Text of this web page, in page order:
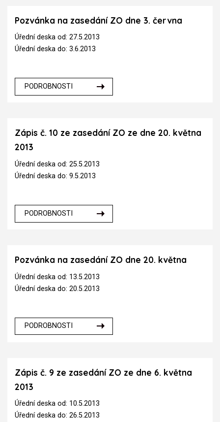
Pozvánka na zasedání ZO dne 3. června
Úřední deska od: 27.5.2013
Úřední deska do: 3.6.2013
PODROBNOSTI
Zápis č. 10 ze zasedání ZO ze dne 20. května
2013
Úřední deska od: 25.5.2013
Úřední deska do: 9.5.2013
PODROBNOSTI
Pozvánka na zasedání ZO dne 20. května
Úřední deska od: 13.5.2013
Úřední deska do: 20.5.2013
PODROBNOSTI
Zápis č. 9 ze zasedání ZO ze dne 6. května
2013
Úřední deska od: 10.5.2013
Úřední deska do: 26.5.2013